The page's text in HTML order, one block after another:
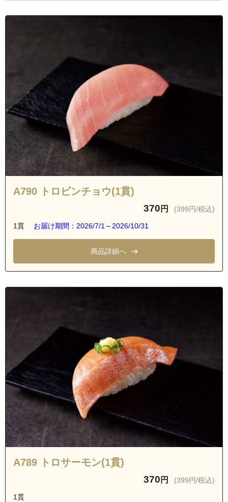
A790 トロビンチョウ(1貫)
370 円 (399円/税込)
1貫 お届け期間：2026/7/1～2026/10/31
商品詳細へ
A789 トロサーモン(1貫)
370 円 (399円/税込)
1貫